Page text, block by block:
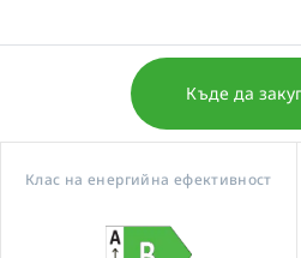
Къде да
Клас на енергийна ефективност